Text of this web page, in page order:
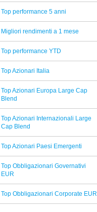
Swisscanto
Pegaso Capital Partners
Degroof Petercam
Alkimis SGR
Infusive Fund
PIMCO
Mediobanca
UBS
Franklin Templeton Investments
RBC Bluebay
GAM
Titoli a reddito fisso
Titoli Ibridi
Tutti i fondi confrontati
Top performance 5 anni
Migliori rendimenti a 1 mese
Top performance YTD
Top Azionari Italia
Top Azionari Europa Large Cap
Blend
Top Azionari Internazionali Large
Cap Blend
Top Azionari Paesi Emergenti
Top Obbligazionari Governativi
EUR
Top Obbligazionari Corporate EUR